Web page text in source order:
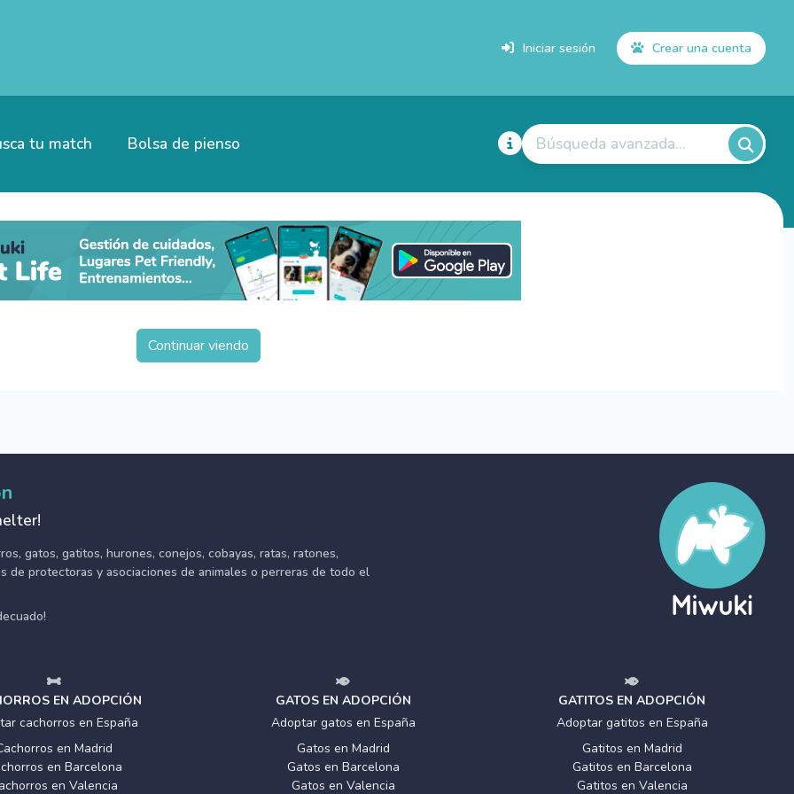
Iniciar sesión Crear una cuenta
tu match Bolsa de pienso Búsqueda avanzada...
Continuar viendo
gatos, gatitos, hurones, conejos, cobayas, ratas, ratones,
de protectoras y asociaciones de animales o perreras de todo el
EN ADOPCIÓN
cachorros en España
en Madrid
en Barcelona
en Valencia
GATOS EN ADOPCIÓN
Adoptar gatos en España
Gatos en Madrid
Gatos en Barcelona
Gatos en Valencia
GATITOS EN ADOPCIÓN
Adoptar gatitos en España
Gatitos en Madrid
Gatitos en Barcelona
Gatitos en Valencia